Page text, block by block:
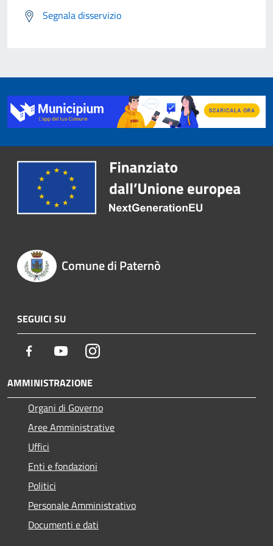
Segnala disservizio
Comune di Paternò
SEGUICI SU
Facebook YoutubeInstagram
AMMINISTRAZIONE
Organi di Governo
Aree Amministrative
Uffici
Enti e fondazioni
Politici
Personale Amministrativo
Documenti e dati